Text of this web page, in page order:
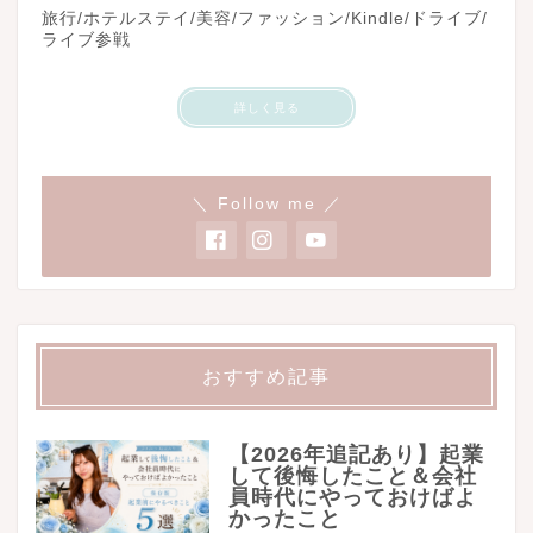
旅行/ホテルステイ/美容/ファッション/Kindle/ドライブ/
ライブ参戦
詳しく見る
＼ Follow me ／
おすすめ記事
【2026年追記あり】起業
して後悔したこと＆会社
員時代にやっておけばよ
かったこと